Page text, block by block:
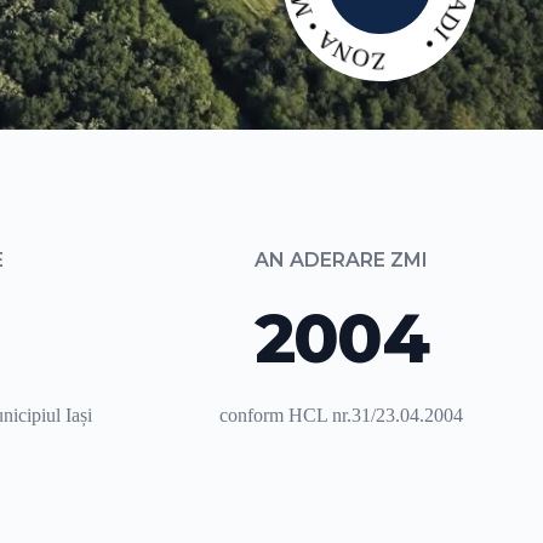
Iași
AN ADERARE ZMI
2004
conform HCL nr.31/23.04.2004